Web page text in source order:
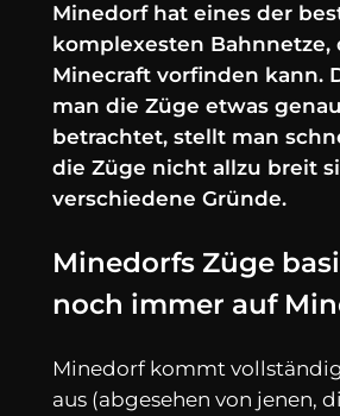
Minedorf hat eines der
komplexesten Bahnnetze,
Minecraft vorfinden kann.
man die Züge etwas
betrachtet, stellt man
die Züge nicht allzu breit
verschiedene Gründe.
Minedorfs Züge
noch immer auf
Minedorf kommt
aus (abgesehen von jenen,